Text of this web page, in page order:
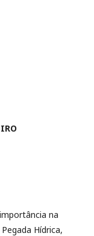
na
Hídrica,